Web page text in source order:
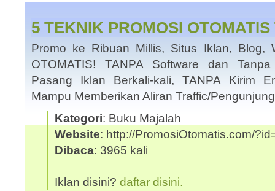
5 TEKNIK PROMOSI
Promo ke Ribuan Millis, Situs Iklan, Blog,
OTOMATIS! TANPA Software dan
Pasang Iklan Berkali-kali, TANPA Kirim
Mampu Memberikan Aliran Traffic/
Kategori: Buku Majalah
Website: http://PromosiOtomatis.com/
Dibaca: 3965 kali
Iklan disini? daftar disini.